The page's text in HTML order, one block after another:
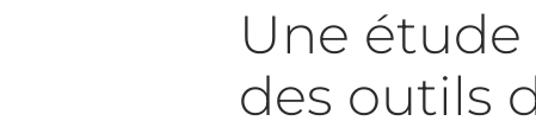
Une
des outils